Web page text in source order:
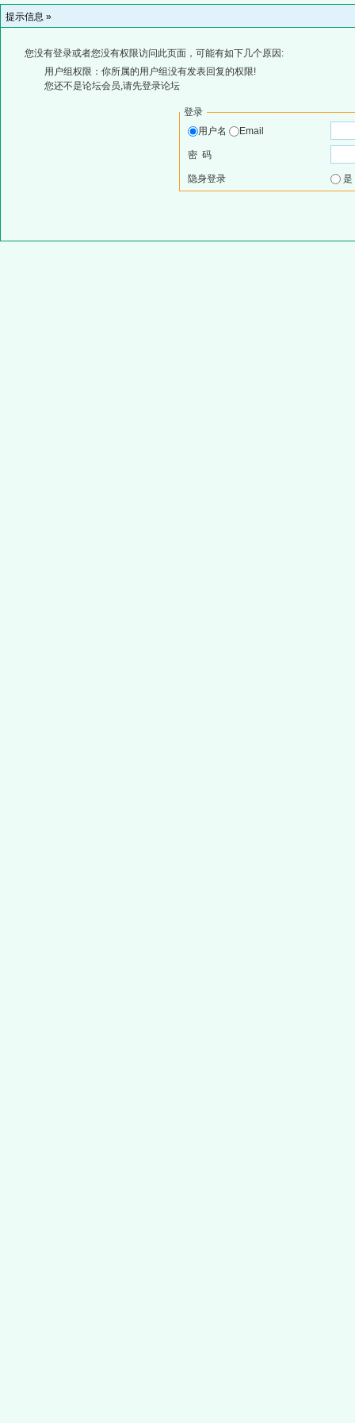
提示信息 »
您没有登录或者您没有权限访问此页面，可能有如下几个原因:
用户组权限：你所属的用户组没有发表回复的权限!
您还不是论坛会员,请先登录论坛
登录
用户名
Email
密 码
隐身登录